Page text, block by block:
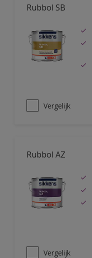
Rubbol SB
Vergelijk
Rubbol AZ
Vergelijk